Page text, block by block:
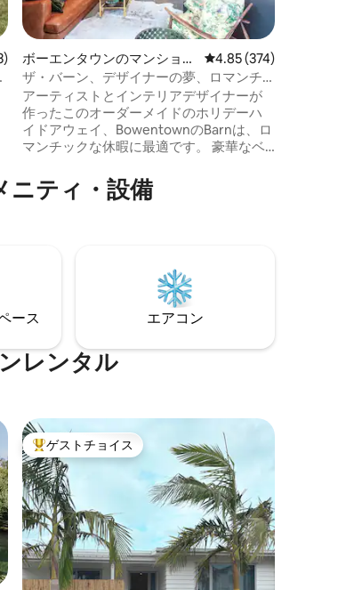
件、5つ星中4.99つ星の平均評価
ボーエンタウンのマンショ
ン・アパート
レビュー374件、5つ
4.85 (374)
ザ・バーン、デザイナーの夢、ロマンチ
ックなビーチの隠れ家
アーティストとインテリアデザイナーが
作ったこのオーダーメイドのホリデーハ
イドアウェイ、BowentownのBarnは、ロ
マンチックな休暇に最適です。 豪華なベ
ベッドルームの両方にテレビ、2人用のバ
スルーム、フルキッチンなど、細部にま
ーンは、木々に囲まれており、専用の入
り口とラウンジチェア、屋外シャワー、
バーベキューを備えた中庭があります。
ニティ・設備
ー⁠ス エアコン
レンタル
大好評のゲストチョイスです。
ゲストチョイス